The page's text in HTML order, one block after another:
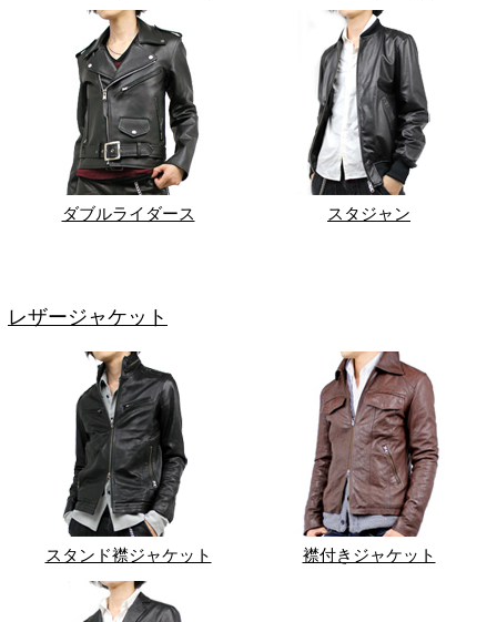
ダブルライダース スタジャン
レザージャケット
スタンド襟ジャケット 襟付きジャケット